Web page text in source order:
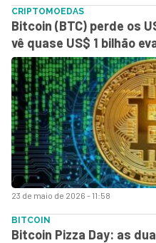
23 de maio de 2026 - 11:58
CRIPTOMOEDAS
Bitcoin (BTC) perde os
vê quase US$ 1 bilhão
BITCOIN
Bitcoin Pizza Day: as